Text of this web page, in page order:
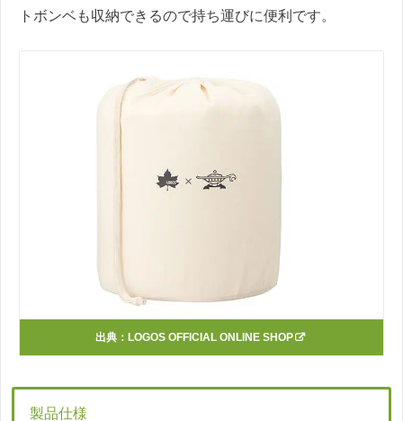
トボンベも収納できるので持ち運びに便利です。
出典： LOGOS OFFICIAL ONLINE SHOP
製品仕様